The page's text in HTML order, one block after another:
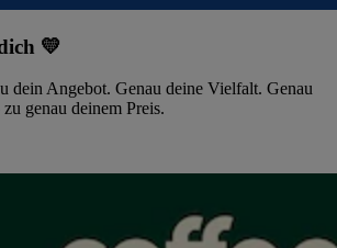
💛
dein Angebot. Genau deine Vielfalt. Genau
genau deinem Preis.